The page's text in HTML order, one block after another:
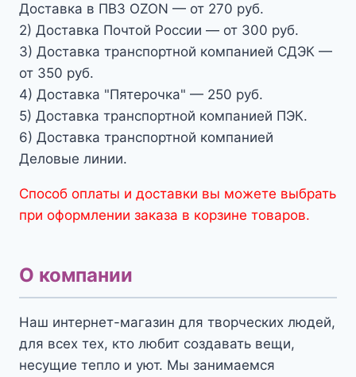
Доставка в ПВЗ OZON — от 270 руб.
2) Доставка Почтой России — от 300 руб.
3) Доставка транспортной компанией СДЭК —
от 350 руб.
4) Доставка "Пятерочка" — 250 руб.
5) Доставка транспортной компанией ПЭК.
6) Доставка транспортной компанией
Деловые линии.
Способ оплаты и доставки вы можете выбрать
при оформлении заказа в корзине товаров.
О компании
Наш интернет-магазин для творческих людей,
для всех тех, кто любит создавать вещи,
несущие тепло и уют. Мы занимаемся